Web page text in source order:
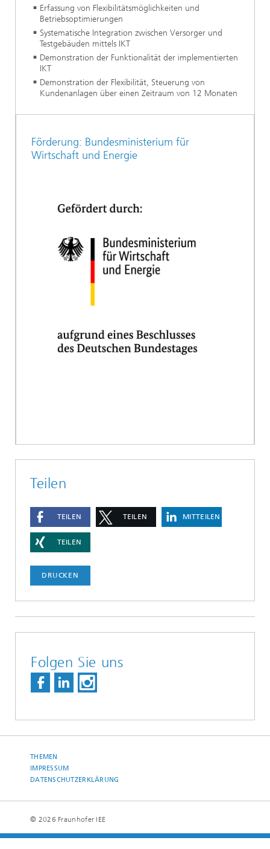
Erfassung von Flexibilitätsmöglichkeiten und
Betriebsoptimierungen
Systematische Integration zwischen Versorger und
Testgebäuden mittels IKT
Demonstration der Funktionalität der implementierten
IKT
Demonstration der Flexibilität, Steuerung von
Kundenanlagen über einen Zeitraum von 12 Monaten
Förderung: Bundesministerium für
Wirtschaft und Energie
Teilen
TEILEN TEILEN MITTEILEN
TEILEN
DRUCKEN
Folgen Sie uns
THEMEN
IMPRESSUM
DATENSCHUTZERKLÄRUNG
© 2026 Fraunhofer IEE